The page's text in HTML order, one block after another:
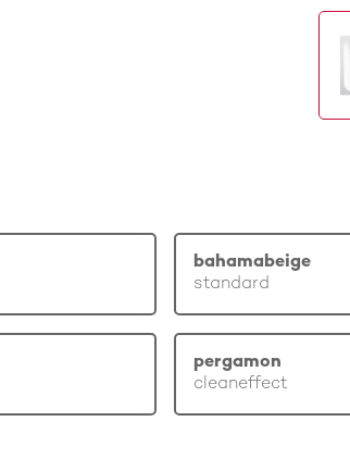
bahamabeige
standard
pergamon
cleaneffect